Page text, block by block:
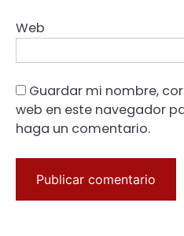
Web
Guardar mi nombre,
web en este navegador
haga un comentario.